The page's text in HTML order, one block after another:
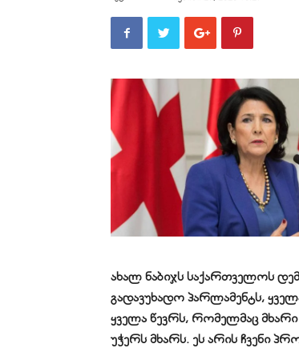
ახალ ნაბიჯს საქართველოს
გადავუხადო პარლამენტს,
ყველა წევრს, რომელმაც
უჭერს მხარს. ეს არის ჩვენი